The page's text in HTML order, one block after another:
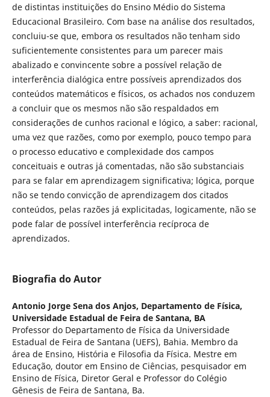
de distintas instituições do Ensino Médio do Sistema
Educacional Brasileiro. Com base na análise dos resultados,
concluiu-se que, embora os resultados não tenham sido
suficientemente consistentes para um parecer mais
abalizado e convincente sobre a possível relação de
interferência dialógica entre possíveis aprendizados dos
conteúdos matemáticos e físicos, os achados nos conduzem
a concluir que os mesmos não são respaldados em
considerações de cunhos racional e lógico, a saber: racional,
uma vez que razões, como por exemplo, pouco tempo para
o processo educativo e complexidade dos campos
conceituais e outras já comentadas, não são substanciais
para se falar em aprendizagem significativa; lógica, porque
não se tendo convicção de aprendizagem dos citados
conteúdos, pelas razões já explicitadas, logicamente, não se
pode falar de possível interferência recíproca de
aprendizados.
Biografia do Autor
Antonio Jorge Sena dos Anjos, Departamento de Física,
Universidade Estadual de Feira de Santana, BA
Professor do Departamento de Física da Universidade
Estadual de Feira de Santana (UEFS), Bahia. Membro da
área de Ensino, História e Filosofia da Física. Mestre em
Educação, doutor em Ensino de Ciências, pesquisador em
Ensino de Física, Diretor Geral e Professor do Colégio
Gênesis de Feira de Santana, Ba.